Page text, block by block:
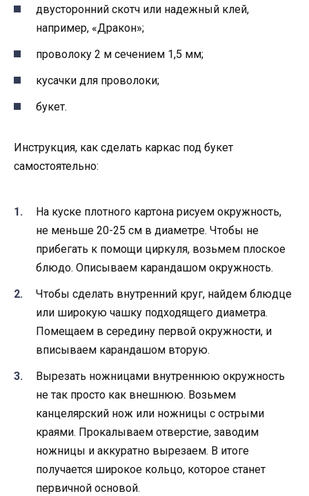
двусторонний скотч или надежный клей,
например, «Дракон»;
проволоку 2 м сечением 1,5 мм;
кусачки для проволоки;
букет.
Инструкция, как сделать каркас под букет
самостоятельно:
На куске плотного картона рисуем окружность,
не меньше 20-25 см в диаметре. Чтобы не
прибегать к помощи циркуля, возьмем плоское
блюдо. Описываем карандашом окружность.
Чтобы сделать внутренний круг, найдем блюдце
или широкую чашку подходящего диаметра.
Помещаем в середину первой окружности, и
вписываем карандашом вторую.
Вырезать ножницами внутреннюю окружность
не так просто как внешнюю. Возьмем
канцелярский нож или ножницы с острыми
краями. Прокалываем отверстие, заводим
ножницы и аккуратно вырезаем. В итоге
получается широкое кольцо, которое станет
первичной основой.